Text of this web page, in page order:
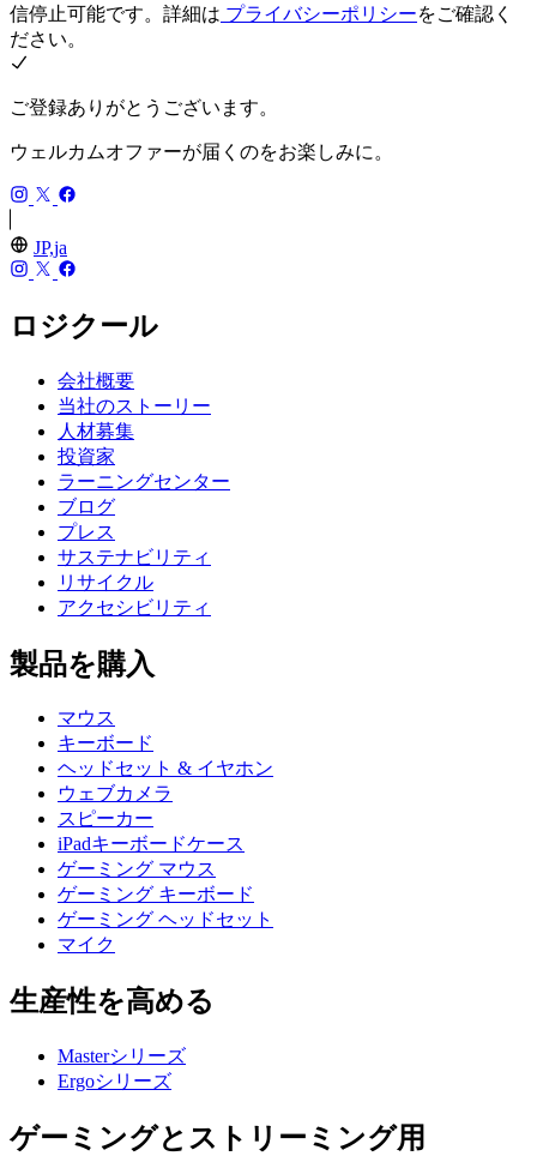
信停止可能です。詳細は プライバシーポリシーをご確認く
ださい。
ご登録ありがとうございます。
ウェルカムオファーが届くのをお楽しみに。
JP,ja
ロジクール
会社概要
当社のストーリー
人材募集
投資家
ラーニングセンター
ブログ
プレス
サステナビリティ
リサイクル
アクセシビリティ
製品を購入
マウス
キーボード
ヘッドセット & イヤホン
ウェブカメラ
スピーカー
iPadキーボードケース
ゲーミング マウス
ゲーミング キーボード
ゲーミング ヘッドセット
マイク
生産性を高める
Masterシリーズ
Ergoシリーズ
ゲーミングとストリーミング用